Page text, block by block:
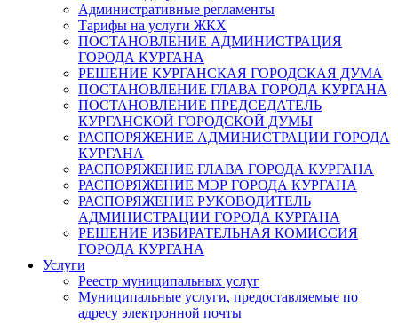
Административные регламенты
Тарифы на услуги ЖКХ
ПОСТАНОВЛЕНИЕ АДМИНИСТРАЦИЯ
ГОРОДА КУРГАНА
РЕШЕНИЕ КУРГАНСКАЯ ГОРОДСКАЯ ДУМА
ПОСТАНОВЛЕНИЕ ГЛАВА ГОРОДА КУРГАНА
ПОСТАНОВЛЕНИЕ ПРЕДСЕДАТЕЛЬ
КУРГАНСКОЙ ГОРОДСКОЙ ДУМЫ
РАСПОРЯЖЕНИЕ АДМИНИСТРАЦИИ ГОРОДА
КУРГАНА
РАСПОРЯЖЕНИЕ ГЛАВА ГОРОДА КУРГАНА
РАСПОРЯЖЕНИЕ МЭР ГОРОДА КУРГАНА
РАСПОРЯЖЕНИЕ РУКОВОДИТЕЛЬ
АДМИНИСТРАЦИИ ГОРОДА КУРГАНА
РЕШЕНИЕ ИЗБИРАТЕЛЬНАЯ КОМИССИЯ
ГОРОДА КУРГАНА
Услуги
Реестр муниципальных услуг
Муниципальные услуги, предоставляемые по
адресу электронной почты